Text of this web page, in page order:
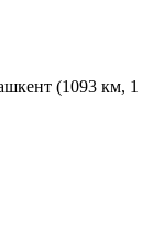
(1093 км, 1